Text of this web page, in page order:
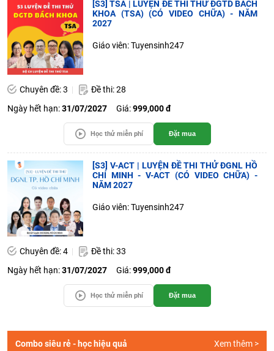
[S3] TSA | LUYỆN ĐỀ THI THỬ ĐGTD BÁCH
KHOA (TSA) (CÓ VIDEO CHỮA) - NĂM
2027
Giáo viên: Tuyensinh247
Chuyên đề: 3
Đề thi: 28
Ngày hết hạn:31/07/2027 Giá:999,000 đ
Học thử miễn phí Đặt mua
[S3] V-ACT | LUYỆN ĐỀ THI THỬ ĐGNL HỒ
CHÍ MINH - V-ACT (CÓ VIDEO CHỮA) -
NĂM 2027
Giáo viên: Tuyensinh247
Chuyên đề: 4
Đề thi: 33
Ngày hết hạn:31/07/2027 Giá:999,000 đ
Học thử miễn phí Đặt mua
Combo siêu rẻ - học hiệu quả Xem thêm >